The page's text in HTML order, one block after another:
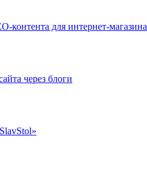
контента для интернет-магазина
через блоги